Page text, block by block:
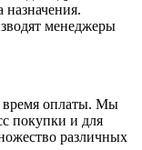
назначения.
менеджеры
время оплаты. Мы
покупки и для
различных